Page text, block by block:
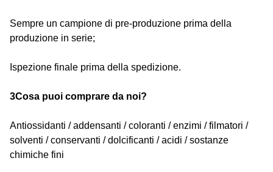
Sempre un campione di pre-produzione prima della
produzione in serie;
Ispezione finale prima della spedizione.
3Cosa puoi comprare da noi?
Antiossidanti / addensanti / coloranti / enzimi / filmatori /
solventi / conservanti / dolcificanti / acidi / sostanze
chimiche fini